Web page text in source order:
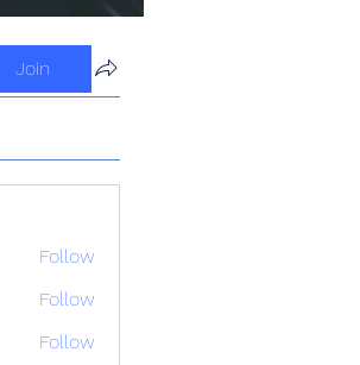
Join
Follow
Follow
Follow